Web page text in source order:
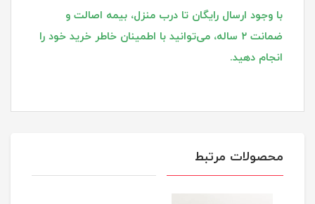
با وجود ارسال رایگان تا درب منزل، بیمه اصالت و
ضمانت ۲ ساله، می‌توانید با اطمینان خاطر خرید خود را
انجام دهید.
محصولات مرتبط